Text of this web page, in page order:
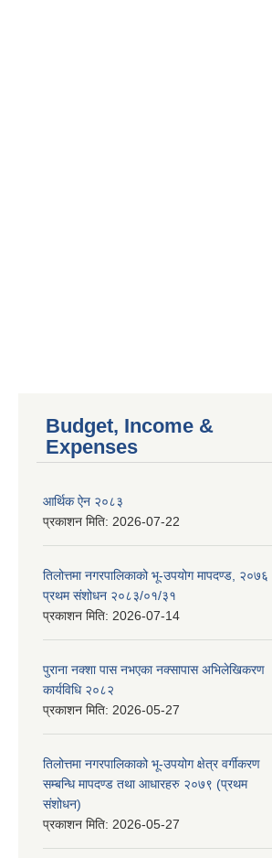
Budget, Income &
Expenses
आर्थिक ऐन २०८३
प्रकाशन मिति: 2026-07-22
तिलोत्तमा नगरपालिकाको भू-उपयोग मापदण्ड, २०७६
प्रथम संशोधन २०८३/०१/३१
प्रकाशन मिति: 2026-07-14
पुराना नक्शा पास नभएका नक्सापास अभिलेखिकरण
कार्यविधि २०८२
प्रकाशन मिति: 2026-05-27
तिलोत्तमा नगरपालिकाको भू-उपयोग क्षेत्र वर्गीकरण
सम्बन्धि मापदण्ड तथा आधारहरु २०७९ (प्रथम
संशोधन)
प्रकाशन मिति: 2026-05-27